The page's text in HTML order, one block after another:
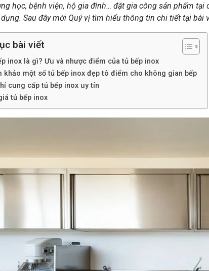
học, bệnh viện, hộ gia đình… đặt gia công sản phẩm
Sau đây mời Quý vị tìm hiểu thông tin chi tiết tại bài
bài viết
inox là gì? Ưu và nhược điểm của tủ bếp inox
khảo một số tủ bếp inox đẹp tô điểm cho không gian bếp
cung cấp tủ bếp inox uy tín
tủ bếp inox